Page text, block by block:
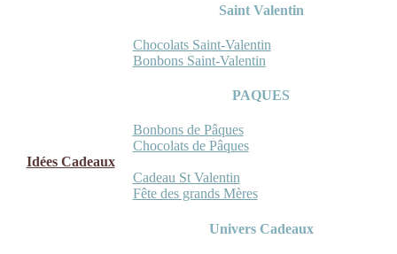
Saint Valentin
Chocolats Saint-Valentin
Bonbons Saint-Valentin
PAQUES
Bonbons de Pâques
Chocolats de Pâques
Idées Cadeaux
Cadeau St Valentin
Fête des grands Mères
Univers Cadeaux